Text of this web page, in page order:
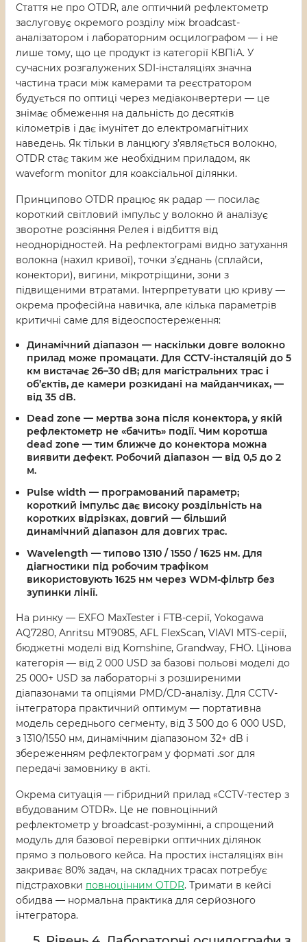
Стаття не про OTDR, але оптичний рефлектометр
заслуговує окремого розділу між broadcast-
аналізатором і лабораторним осцилографом — і не
лише тому, що це продукт із категорії КВПіА. У
сучасних розгалужених SDI-інсталяціях значна
частина траси між камерами та реєстратором
будується по оптиці через медіаконвертери — це
знімає обмеження на дальність до десятків
кілометрів і дає імунітет до електромагнітних
наведень. Як тільки в ланцюгу з’являється волокно,
OTDR стає таким же необхідним приладом, як
waveform monitor для коаксіальної ділянки.
Принципово OTDR працює як радар — посилає
короткий світловий імпульс у волокно й аналізує
зворотне розсіяння Релея і відбиття від
неоднорідностей. На рефлектограмі видно затухання
волокна (нахил кривої), точки з’єднань (сплайси,
конектори), вигини, мікротріщини, зони з
підвищеними втратами. Інтерпретувати цю криву —
окрема професійна навичка, але кілька параметрів
критичні саме для відеоспостереження:
Динамічний діапазон — наскільки довге волокно
прилад може промацати. Для CCTV-інсталяцій до 5
км вистачає 26–30 dB; для магістральних трас і
об’єктів, де камери розкидані на майданчиках, —
від 35 dB.
Dead zone — мертва зона після конектора, у якій
рефлектометр не «бачить» події. Чим коротша
dead zone — тим ближче до конектора можна
виявити дефект. Робочий діапазон — від 0,5 до 2
м.
Pulse width — програмований параметр;
короткий імпульс дає високу роздільність на
коротких відрізках, довгий — більший
динамічний діапазон для довгих трас.
Wavelength — типово 1310 / 1550 / 1625 нм. Для
діагностики під робочим трафіком
використовують 1625 нм через WDM-фільтр без
зупинки лінії.
На ринку — EXFO MaxTester і FTB-серії, Yokogawa
AQ7280, Anritsu MT9085, AFL FlexScan, VIAVI MTS-серії,
бюджетні моделі від Komshine, Grandway, FHO. Цінова
категорія — від 2 000 USD за базові польові моделі до
25 000+ USD за лабораторні з розширеними
діапазонами та опціями PMD/CD-аналізу. Для CCTV-
інтегратора практичний оптимум — портативна
модель середнього сегменту, від 3 500 до 6 000 USD,
з 1310/1550 нм, динамічним діапазоном 32+ dB і
збереженням рефлектограм у форматі .sor для
передачі замовнику в акті.
Окрема ситуація — гібридний прилад «CCTV-тестер з
вбудованим OTDR». Це не повноцінний
рефлектометр у broadcast-розумінні, а спрощений
модуль для базової перевірки оптичних ділянок
прямо з польового кейса. На простих інсталяціях він
закриває 80% задач, на складних трасах потребує
підстраховки повноцінним OTDR. Тримати в кейсі
обидва — нормальна практика для серйозного
інтегратора.